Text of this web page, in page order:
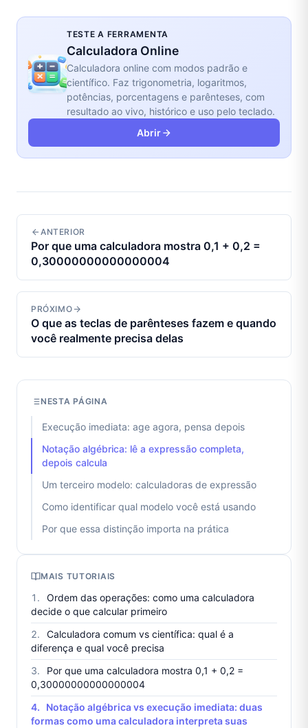
TESTE A FERRAMENTA
Calculadora Online
Calculadora online com modos padrão e
científico. Faz trigonometria, logaritmos,
potências, porcentagens e parênteses, com
resultado ao vivo, histórico e uso pelo teclado.
Abrir
ANTERIOR
Por que uma calculadora mostra 0,1 + 0,2 =
0,30000000000000004
PRÓXIMO
O que as teclas de parênteses fazem e quando
você realmente precisa delas
NESTA PÁGINA
Execução imediata: age agora, pensa depois
Notação algébrica: lê a expressão completa,
depois calcula
Um terceiro modelo: calculadoras de expressão
Como identificar qual modelo você está usando
Por que essa distinção importa na prática
MAIS TUTORIAIS
Ordem das operações: como uma calculadora
decide o que calcular primeiro
Calculadora comum vs científica: qual é a
diferença e qual você precisa
Por que uma calculadora mostra 0,1 + 0,2 =
0,30000000000000004
Notação algébrica vs execução imediata: duas
formas como uma calculadora interpreta suas